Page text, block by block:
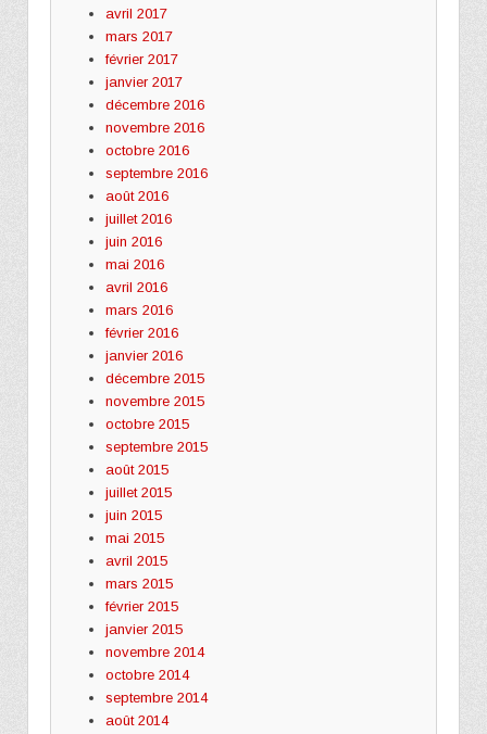
avril 2017
mars 2017
février 2017
janvier 2017
décembre 2016
novembre 2016
octobre 2016
septembre 2016
août 2016
juillet 2016
juin 2016
mai 2016
avril 2016
mars 2016
février 2016
janvier 2016
décembre 2015
novembre 2015
octobre 2015
septembre 2015
août 2015
juillet 2015
juin 2015
mai 2015
avril 2015
mars 2015
février 2015
janvier 2015
novembre 2014
octobre 2014
septembre 2014
août 2014